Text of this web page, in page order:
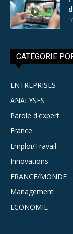
CATÉGORIE
ENTREPRISES
ANALYSES
Parole d'expert
France
Emploi/Travail
Innovations
FRANCE/MONDE
Management
ECONOMIE